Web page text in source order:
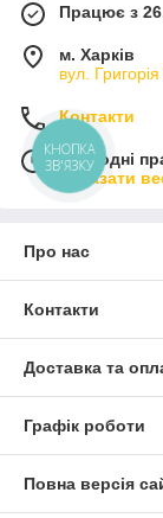
Працює з
м. Харків
вул.
Контакти
Сьогодні
Показати
Про нас
Контакти
Доставка та
Графік роботи
Повна версія
КНОПКА
ЗВ'ЯЗКУ